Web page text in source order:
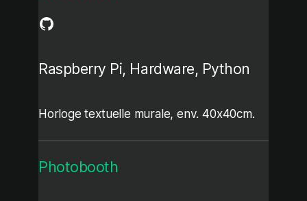
GitHub
Raspberry Pi, Hardware, Python
Horloge textuelle murale, env. 40x40cm.
Photobooth